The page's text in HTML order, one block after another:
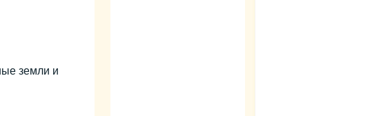
земли и